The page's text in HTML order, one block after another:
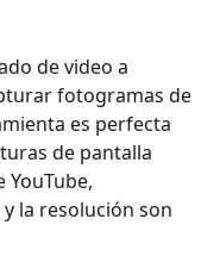
de video a
fotogramas de
es perfecta
de pantalla
YouTube,
la resolución son